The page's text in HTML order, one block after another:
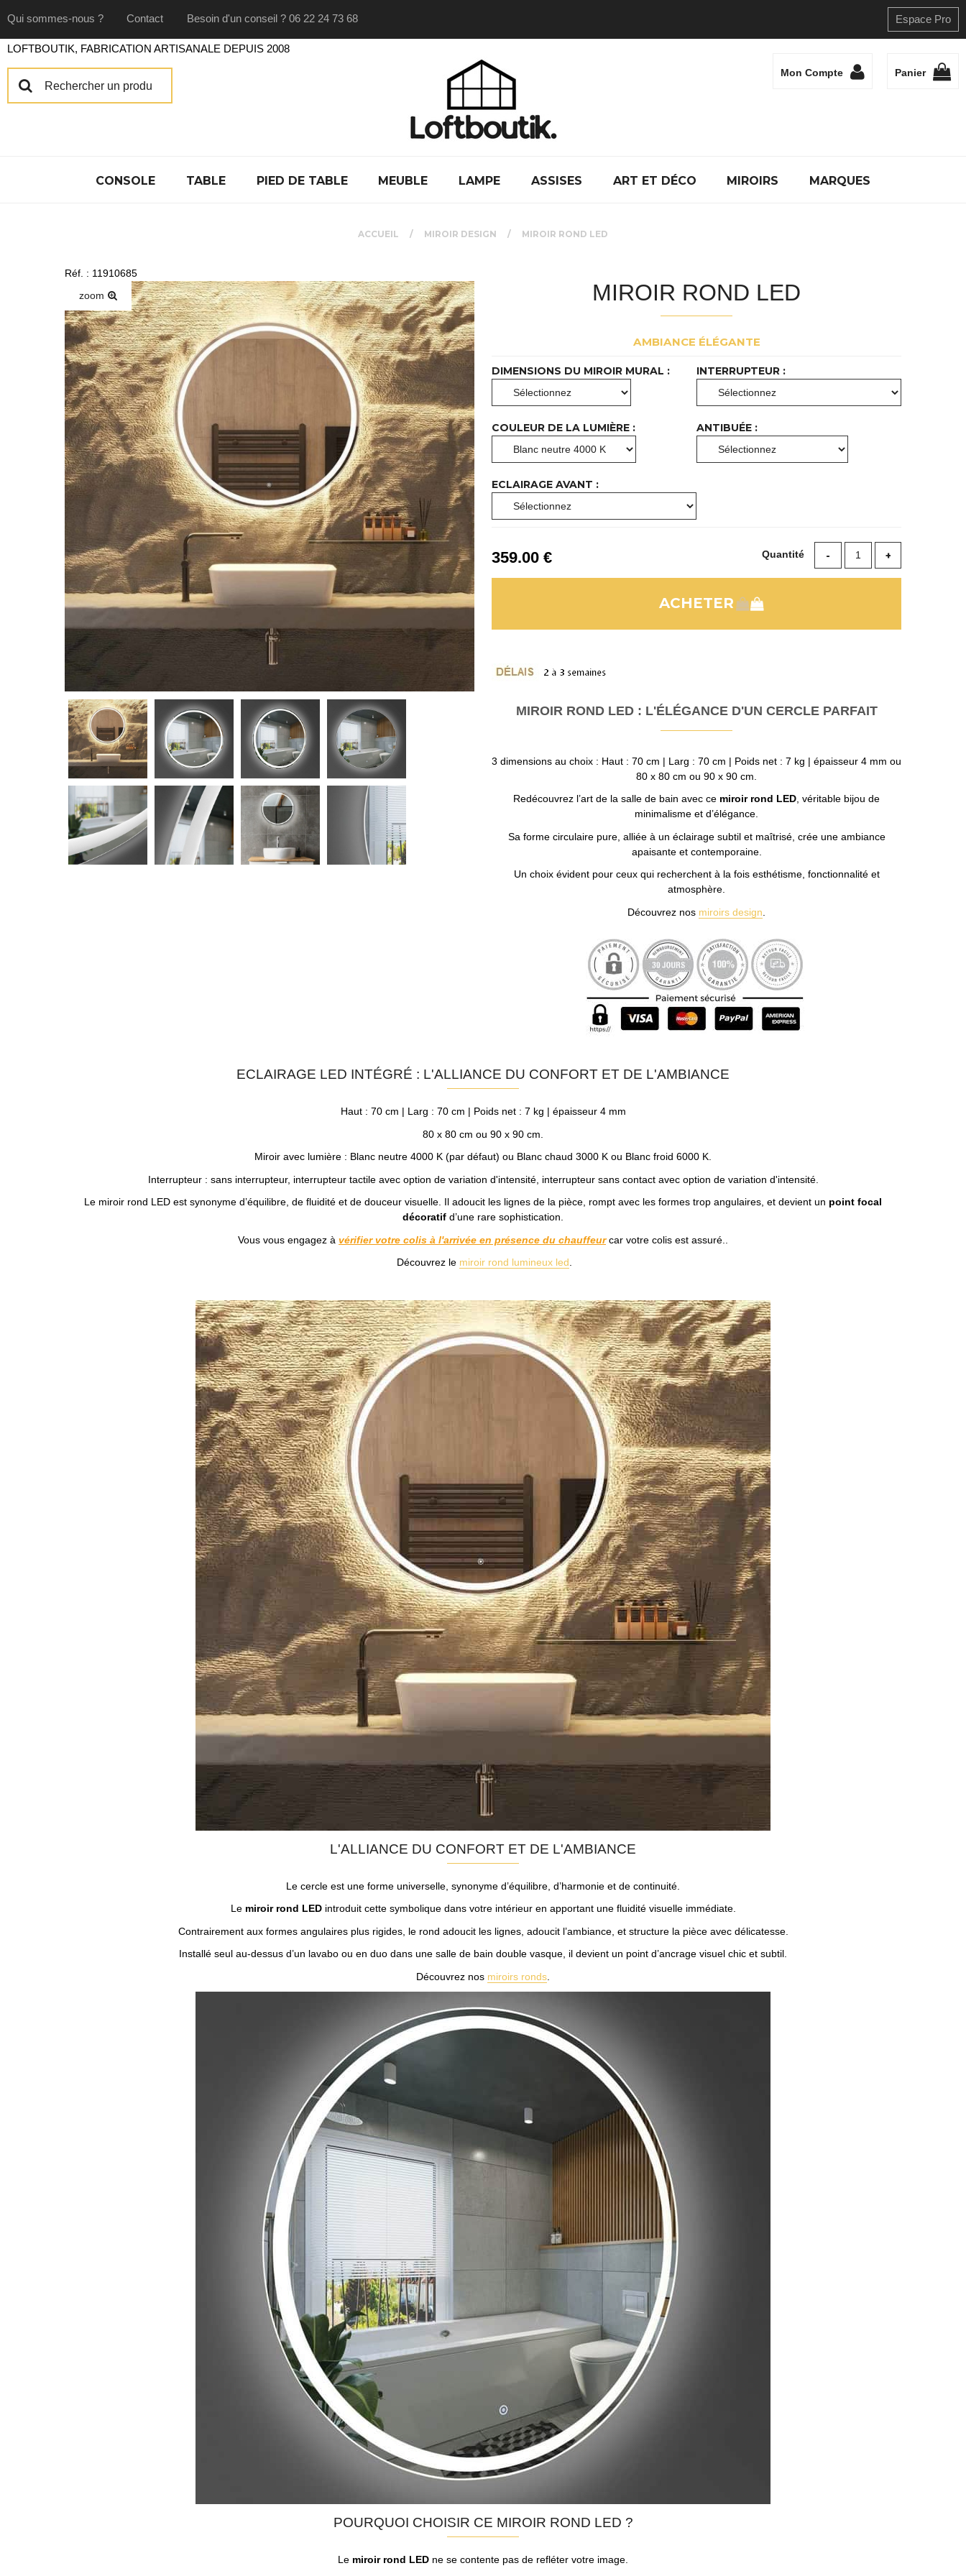
Qui sommes-nous ? Contact Besoin d'un conseil ? 06 22 24 73 68 Espace Pro
Mon Compte Panier
CONSOLE TABLE PIED DE TABLE MEUBLE LAMPE ASSISES ART ET DÉCO MIROIRS MARQUES
ACCUEIL MIROIR DESIGN MIROIR ROND LED
Réf. : 11910685
zoom
MIROIR ROND LED
AMBIANCE ÉLÉGANTE
DIMENSIONS DU MIROIR MURAL : INTERRUPTEUR :
COULEUR DE LA LUMIÈRE : ANTIBUÉE :
ECLAIRAGE AVANT :
359.00€ Quantité
MIROIR ROND LED : L'ÉLÉGANCE D'UN CERCLE PARFAIT
3 dimensions au choix : Haut : 70 cm | Larg : 70 cm | Poids net : 7 kg | épaisseur 4 mm ou
80 x 80 cm ou 90 x 90 cm.
Redécouvrez l’art de la salle de bain avec ce miroir rond LED, véritable bijou de
minimalisme et d’élégance.
Sa forme circulaire pure, alliée à un éclairage subtil et maîtrisé, crée une ambiance
apaisante et contemporaine.
Un choix évident pour ceux qui recherchent à la fois esthétisme, fonctionnalité et
atmosphère.
Découvrez nos miroirs design
ECLAIRAGE LED INTÉGRÉ : L'ALLIANCE DU CONFORT ET DE L'AMBIANCE
Haut : 70 cm | Larg : 70 cm | Poids net : 7 kg | épaisseur 4 mm
80 x 80 cm ou 90 x 90 cm.
Miroir avec lumière : Blanc neutre 4000 K (par défaut) ou Blanc chaud 3000 K ou Blanc froid 6000 K.
Interrupteur : sans interrupteur, interrupteur tactile avec option de variation d'intensité, interrupteur sans contact avec option de variation d'intensité.
Le miroir rond LED est synonyme d’équilibre, de fluidité et de douceur visuelle. Il adoucit les lignes de la pièce, rompt avec les formes trop angulaires, et devient un point focal
décoratif d’une rare sophistication.
Vous vous engagez à vérifier votre colis à l'arrivée en présence du chauffeurcar votre colis est assuré..
Découvrez le miroir rond lumineux led
L'ALLIANCE DU CONFORT ET DE L'AMBIANCE
Le cercle est une forme universelle, synonyme d’équilibre, d’harmonie et de continuité.
Le miroir rond LEDintroduit cette symbolique dans votre intérieur en apportant une fluidité visuelle immédiate.
Contrairement aux formes angulaires plus rigides, le rond adoucit les lignes, adoucit l’ambiance, et structure la pièce avec délicatesse.
Installé seul au-dessus d’un lavabo ou en duo dans une salle de bain double vasque, il devient un point d’ancrage visuel chic et subtil.
Découvrez nos miroirs ronds
POURQUOI CHOISIR CE MIROIR ROND LED ?
Le miroir rond LED ne se contente pas de refléter votre image.
LOFTBOUTIK, FABRICATION ARTISANALE DEPUIS 2008